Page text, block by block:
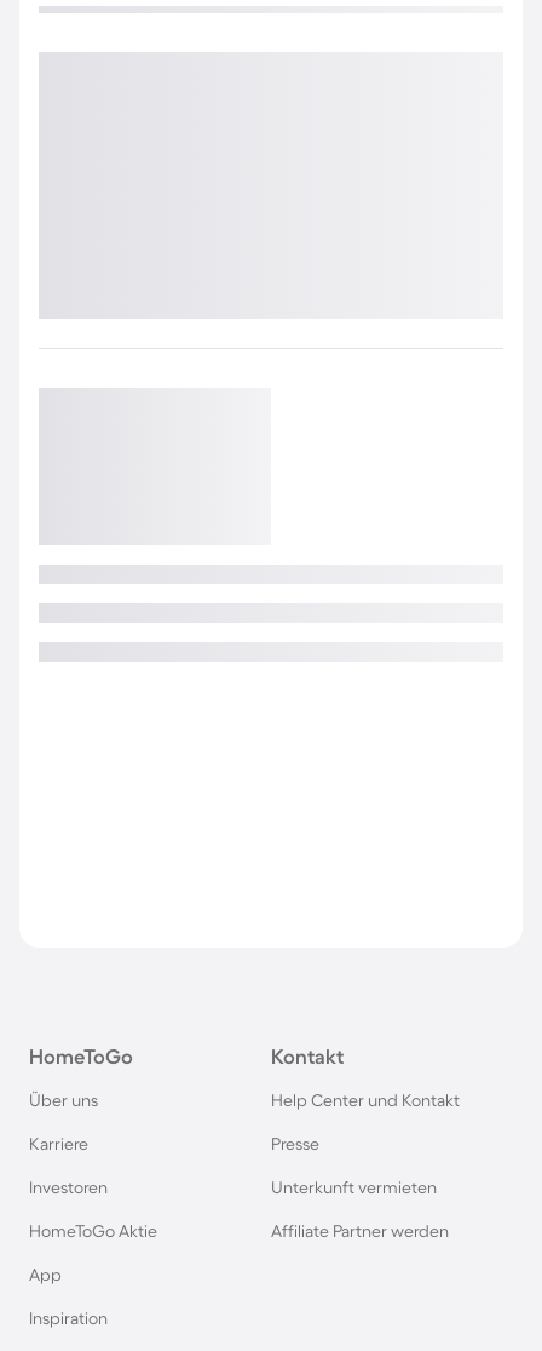
HomeToGo
Über uns
Karriere
Investoren
HomeToGo Aktie
App
Inspiration
Kontakt
Help Center und Kontakt
Presse
Unterkunft vermieten
Affiliate Partner werden